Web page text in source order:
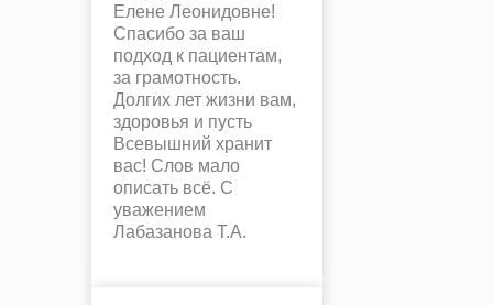
Елене Леонидовне!
Спасибо за ваш
подход к пациентам,
за грамотность.
Долгих лет жизни вам,
здоровья и пусть
Всевышний хранит
вас! Слов мало
описать всё. С
уважением
Лабазанова Т.А.